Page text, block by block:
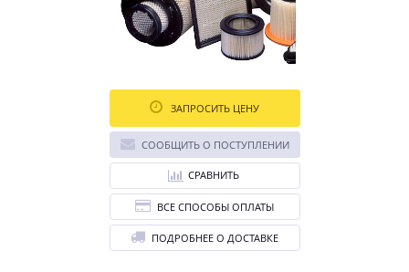
ЗАПРОСИТЬ ЦЕНУ
СООБЩИТЬ О ПОСТУПЛЕНИИ
СРАВНИТЬ
ВСЕ СПОСОБЫ ОПЛАТЫ
ПОДРОБНЕЕ О ДОСТАВКЕ